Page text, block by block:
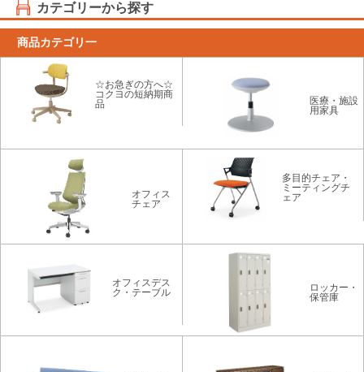
カテゴリーから探す
商品カテゴリ一
☆お急ぎの方へ☆
コクヨの短納期商
品
医療・施設
用家具
オフィス
チェア
多目的チェア・
ミーティングチ
ェア
オフィスデス
ク・テーブル
ロッカー・
保管庫